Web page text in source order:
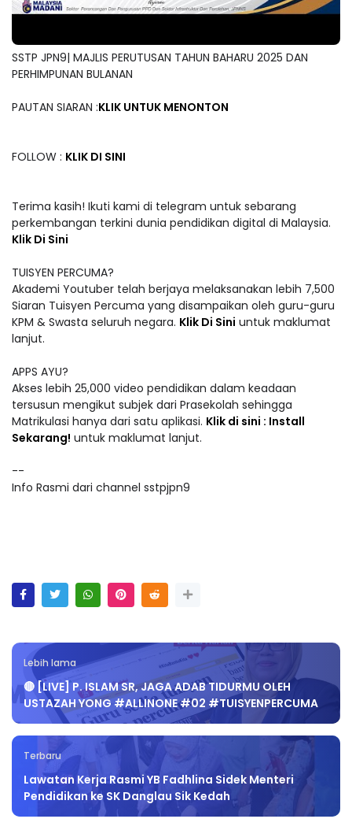
SSTP JPN9| MAJLIS PERUTUSAN TAHUN BAHARU 2025 DAN
PERHIMPUNAN BULANAN
PAUTAN SIARAN :KLIK UNTUK MENONTON
FOLLOW : KLIK DI SINI
Terima kasih! Ikuti kami di telegram untuk sebarang
perkembangan terkini dunia pendidikan digital di Malaysia.
Klik Di Sini
TUISYEN PERCUMA?
Akademi Youtuber telah berjaya melaksanakan lebih 7,500
Siaran Tuisyen Percuma yang disampaikan oleh guru-guru
KPM & Swasta seluruh negara. Klik Di Sini untuk maklumat
lanjut.
APPS AYU?
Akses lebih 25,000 video pendidikan dalam keadaan
tersusun mengikut subjek dari Prasekolah sehingga
Matrikulasi hanya dari satu aplikasi. Klik di sini : Install
Sekarang! untuk maklumat lanjut.
--
Info Rasmi dari channel sstpjpn9
Lebih lama
🔴 [LIVE] P. ISLAM SR, JAGA ADAB TIDURMU OLEH
USTAZAH YONG #ALLINONE #02 #TUISYENPERCUMA
Terbaru
Lawatan Kerja Rasmi YB Fadhlina Sidek Menteri
Pendidikan ke SK Danglau Sik Kedah